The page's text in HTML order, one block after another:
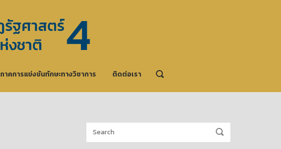
ภาคการแข่งขันทักษะทางวิชาการ ติดต่อเรา
OPEN
BAR
SEARCH